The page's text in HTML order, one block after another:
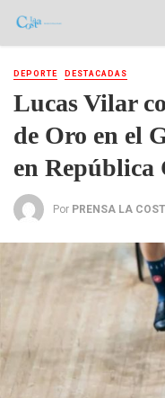
DEPORTE DESTACADAS
Lucas Vilar
de Oro en el
en República
Por PRENSA LA